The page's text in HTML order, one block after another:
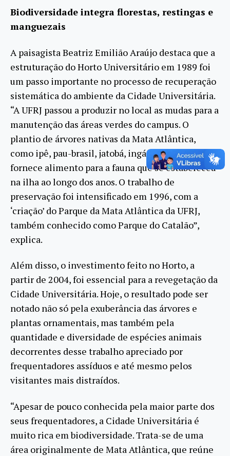
Biodiversidade integra florestas, restingas e
manguezais
A paisagista Beatriz Emilião Araújo destaca que a
estruturação do Horto Universitário em 1989 foi
um passo importante no processo de recuperação
sistemática do ambiente da Cidade Universitária.
“A UFRJ passou a produzir no local as mudas para a
manutenção das áreas verdes do campus. O
plantio de árvores nativas da Mata Atlântica,
como ipê, pau-brasil, jatobá, ingá, entre outras,
fornece alimento para a fauna que se estabeleceu
na ilha ao longo dos anos. O trabalho de
preservação foi intensificado em 1996, com a
‘criação’ do Parque da Mata Atlântica da UFRJ,
também conhecido como Parque do Catalão”,
explica.
Além disso, o investimento feito no Horto, a
partir de 2004, foi essencial para a revegetação da
Cidade Universitária. Hoje, o resultado pode ser
notado não só pela exuberância das árvores e
plantas ornamentais, mas também pela
quantidade e diversidade de espécies animais
decorrentes desse trabalho apreciado por
frequentadores assíduos e até mesmo pelos
visitantes mais distraídos.
“Apesar de pouco conhecida pela maior parte dos
seus frequentadores, a Cidade Universitária é
muito rica em biodiversidade. Trata-se de uma
área originalmente de Mata Atlântica, que reúne